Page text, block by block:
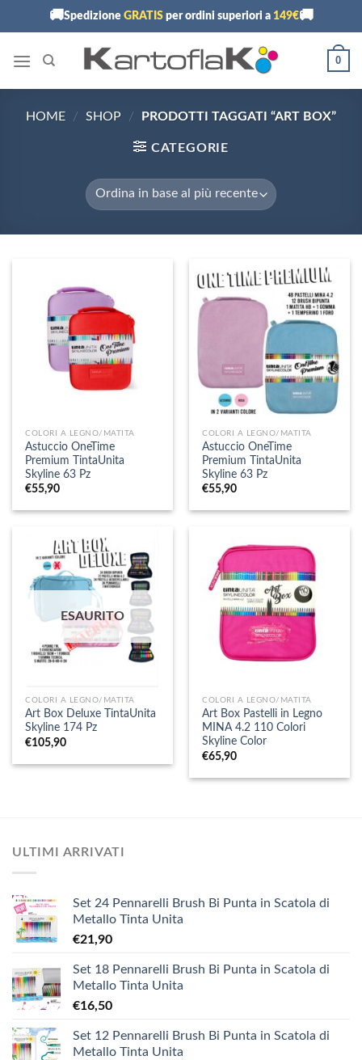
🚚Spedizione GRATISper ordini superiori a 149€🚚
0
HOME / SHOP / PRODOTTI TAGGATI “ART BOX”
CATEGORIE
COLORI A LEGNO/MATITA
Astuccio OneTime
Premium TintaUnita
Skyline 63 Pz
€55,90
COLORI A LEGNO/MATITA
Astuccio OneTime
Premium TintaUnita
Skyline 63 Pz
€55,90
ESAURITO
COLORI A LEGNO/MATITA
Art Box Deluxe TintaUnita
Skyline 174 Pz
€105,90
COLORI A LEGNO/MATITA
Art Box Pastelli in Legno
MINA 4.2 110 Colori
Skyline Color
€65,90
ULTIMI ARRIVATI
Set 24 Pennarelli Brush Bi Punta in Scatola di
Metallo Tinta Unita
€21,90
Set 18 Pennarelli Brush Bi Punta in Scatola di
Metallo Tinta Unita
€16,50
Set 12 Pennarelli Brush Bi Punta in Scatola di
Metallo Tinta Unita